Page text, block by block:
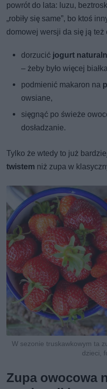
powrót do lata: luzu,
„robiły się same”, bo ktoś
domowej wersji da się ją też
dorzucić jogurt
– żeby było więcej
podmienić makaron na
owsiane,
sięgnąć po świeże
dosładzanie.
Tylko że wtedy to już
twistem niż zupa w
W sezonie truskawkowym ta
dzieci,
Zupa owocowa